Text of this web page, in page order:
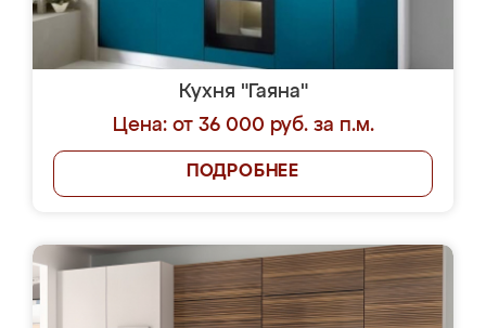
Кухня "Гаяна"
Цена: от 36 000 руб. за п.м.
ПОДРОБНЕЕ